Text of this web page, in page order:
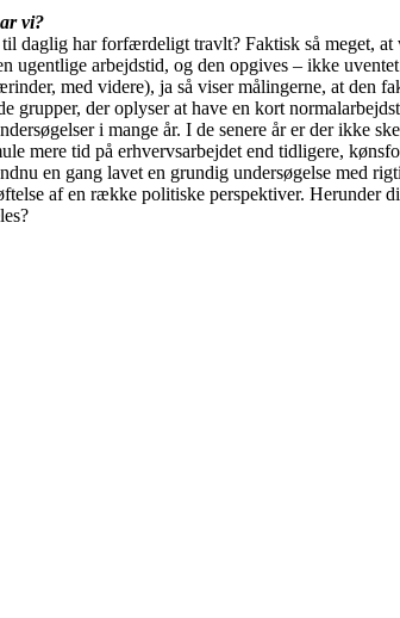
vi?
daglig har forfærdeligt travlt? Faktisk så meget, at
ugentlige arbejdstid, og den opgives – ikke
med videre), ja så viser målingerne, at den
grupper, der oplyser at have en kort
i mange år. I de senere år er der ikke
mere tid på erhvervsarbejdet end tidligere,
en gang lavet en grundig undersøgelse med
af en række politiske perspektiver.